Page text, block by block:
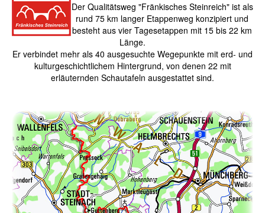
Der Qualitätsweg "Fränkisches Steinreich" ist als
rund 75 km langer Etappenweg konzipiert und
besteht aus vier Tagesetappen mit 15 bis 22 km
Länge.
Er verbindet mehr als 40 ausgesuchte Wegepunkte mit erd- und
kulturgeschichtlichem Hintergrund, von denen 22 mit
erläuternden Schautafeln ausgestattet sind.